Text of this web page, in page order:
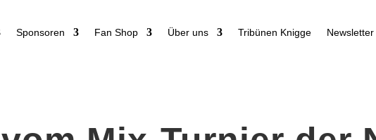
Sponsoren Fan Shop Über uns Tribünen Knigge Newsletter